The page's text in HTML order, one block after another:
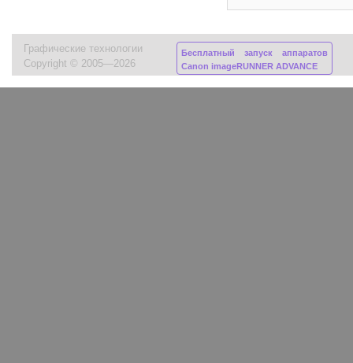
Графические технологии
Copyright © 2005—2026
Бесплатный запуск аппаратов
Canon imageRUNNER ADVANCE